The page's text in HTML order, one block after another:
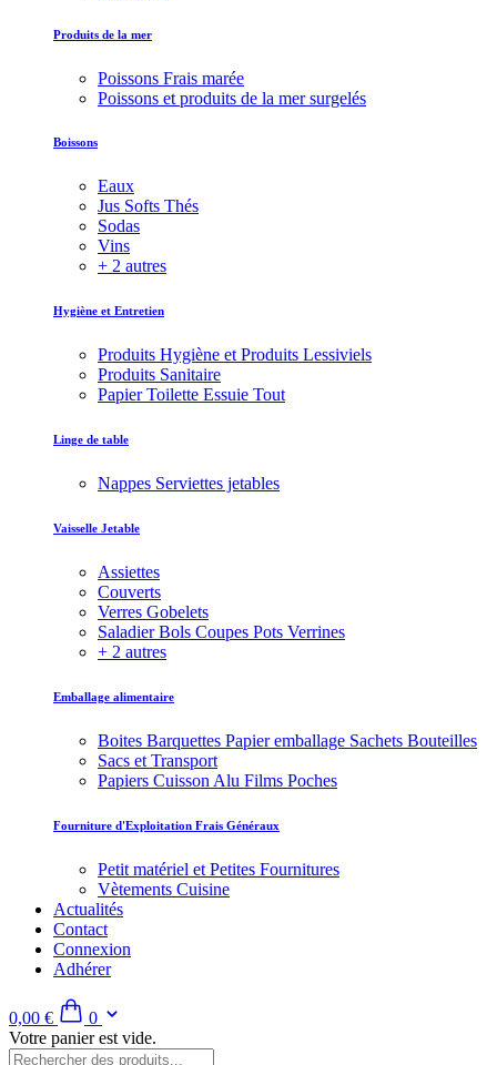
Produits de la mer
Poissons Frais marée
Poissons et produits de la mer surgelés
Boissons
Eaux
Jus Softs Thés
Sodas
Vins
+ 2 autres
Hygiène et Entretien
Produits Hygiène et Produits Lessiviels
Produits Sanitaire
Papier Toilette Essuie Tout
Linge de table
Nappes Serviettes jetables
Vaisselle Jetable
Assiettes
Couverts
Verres Gobelets
Saladier Bols Coupes Pots Verrines
+ 2 autres
Emballage alimentaire
Boites Barquettes Papier emballage Sachets Bouteilles
Sacs et Transport
Papiers Cuisson Alu Films Poches
Fourniture d'Exploitation Frais Généraux
Petit matériel et Petites Fournitures
Vètements Cuisine
Actualités
Contact
Connexion
Adhérer
0,00 €
0
Votre panier est vide.